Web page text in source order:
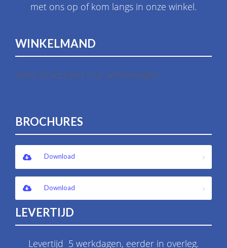
met ons op of kom langs in onze winkel.
WINKELMAND
Geen producten in je winkelwagen.
BROCHURES
Download
Download
LEVERTIJD
Levertijd 5 werkdagen, eerder in overleg.